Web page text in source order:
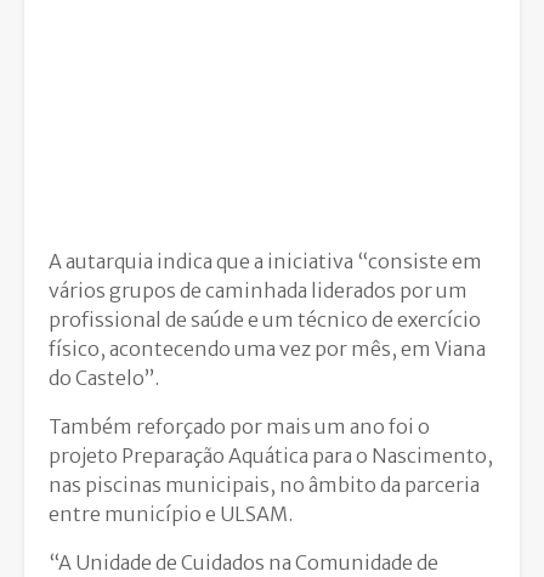
A autarquia indica que a iniciativa “consiste em
vários grupos de caminhada liderados por um
profissional de saúde e um técnico de exercício
físico, acontecendo uma vez por mês, em Viana
do Castelo”.
Também reforçado por mais um ano foi o
projeto Preparação Aquática para o Nascimento,
nas piscinas municipais, no âmbito da parceria
entre município e ULSAM.
“A Unidade de Cuidados na Comunidade de